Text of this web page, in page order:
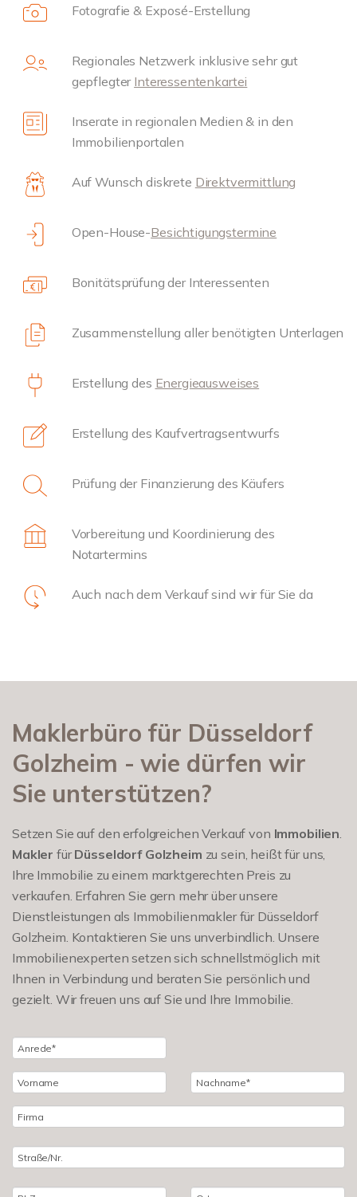
Fotografie & Exposé-Erstellung
Regionales Netzwerk inklusive sehr gut
gepflegter Interessentenkartei
Inserate in regionalen Medien & in den
Immobilienportalen
Auf Wunsch diskrete Direktvermittlung
Open-House-Besichtigungstermine
Bonitätsprüfung der Interessenten
Zusammenstellung aller benötigten Unterlagen
Erstellung des Energieausweises
Erstellung des Kaufvertragsentwurfs
Prüfung der Finanzierung des Käufers
Vorbereitung und Koordinierung des
Notartermins
Auch nach dem Verkauf sind wir für Sie da
Maklerbüro für Düsseldorf
Golzheim - wie dürfen wir
Sie unterstützen?
Setzen Sie auf den erfolgreichen Verkauf von Immobilien.
Makler fürDüsseldorf Golzheim zu sein, heißt für uns,
Ihre Immobilie zu einem marktgerechten Preis zu
verkaufen. Erfahren Sie gern mehr über unsere
Dienstleistungen als Immobilienmakler für Düsseldorf
Golzheim. Kontaktieren Sie uns unverbindlich. Unsere
Immobilienexperten setzen sich schnellstmöglich mit
Ihnen in Verbindung und beraten Sie persönlich und
gezielt. Wir freuen uns auf Sie und Ihre Immobilie.